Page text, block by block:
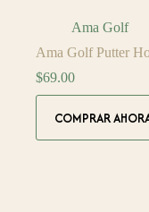
Ama Golf
Ama Golf Putter
$69.00
COMPRAR